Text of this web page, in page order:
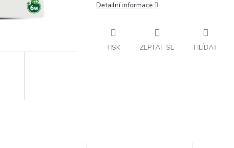
Detailní informace
TISK ZEPTAT SE HLÍDAT